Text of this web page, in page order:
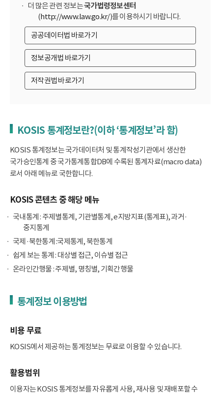
더 많은 관련 정보는국가법령정보센터
(http://www.law.go.kr/)를 이용하시기 바랍니다.
공공데이터법 바로가기
정보공개법 바로가기
저작권법 바로가기
KOSIS 통계정보란?(이하 ‘통계정보’라 함)
KOSIS 통계정보는 국가데이터처 및 통계작성기관에서 생산한
국가승인통계 중 국가통계통합DB에 수록된 통계자료(macro data)
로서 아래 메뉴로 국한합니다.
KOSIS 콘텐츠 중 해당 메뉴
국내통계 : 주제별통계, 기관별통계, e지방지표(통계표), 과거·
중지통계
국제·북한통계 :국제통계, 북한통계
쉽게 보는 통계 : 대상별 접근, 이슈별 접근
온라인간행물 : 주제별, 명칭별, 기획간행물
통계정보 이용방법
비용 무료
KOSIS에서 제공하는 통계정보는 무료로 이용할 수 있습니다.
활용범위
이용자는 KOSIS 통계정보를 자유롭게 사용, 재사용 및 재배포할 수